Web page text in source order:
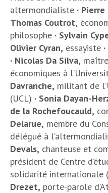
altermondialiste ·
Thomas Coutrot,
philosophe · Sylvain
Olivier Cyran, essayiste
· Nicolas Da Silva,
économiques à
Davranche, militant de
(UCL) · Sonia Dayan-
de la Rochefoucauld,
Delarue, membre du
délégué à
Devals, chanteuse et
président de Centre
solidarité internationale
Drezet, porte-parole